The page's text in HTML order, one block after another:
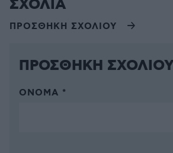
ΣΧΟΛΙΑ
ΠΡΟΣΘΗΚΗ ΣΧΟΛΙΟΥ
ΠΡΟΣΘΗΚΗ ΣΧΟΛΙΟΥ
ΌΝΟΜΑ *